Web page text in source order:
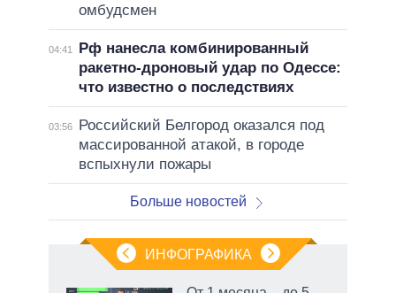
омбудсмен
04:41
Рф нанесла комбинированный
ракетно-дроновый удар по Одессе:
что известно о последствиях
03:56
Российский Белгород оказался под
массированной атакой, в городе
вспыхнули пожары
Больше новостей
ИНФОГРАФИКА